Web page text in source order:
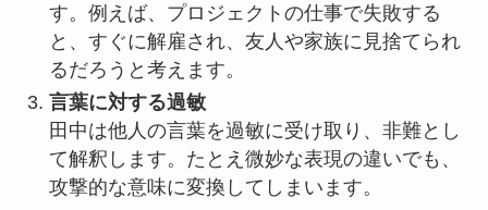
す。例えば、プロジェクトの仕事で失敗する
と、すぐに解雇され、友人や家族に見捨てられ
るだろうと考えます。
言葉に対する過敏
田中は他人の言葉を過敏に受け取り、非難とし
て解釈します。たとえ微妙な表現の違いでも、
攻撃的な意味に変換してしまいます。